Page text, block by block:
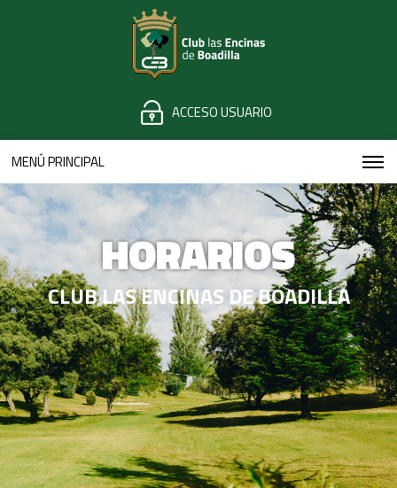
ACCESO USUARIO
MENÚ PRINCIPAL
HORARIOS
CLUB LAS ENCINAS DE BOADILLA